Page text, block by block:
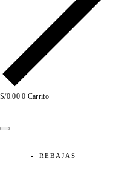
S/0.00 0 Carrito
REBAJAS